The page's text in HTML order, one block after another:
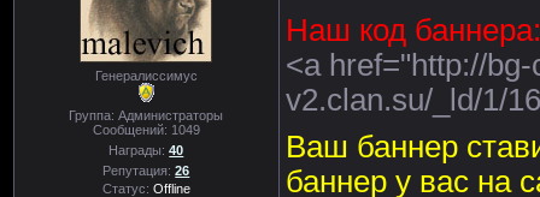
Генералиссимус
Группа: Администраторы
Сообщений: 1049
Награды:40
Репутация:26
Статус: Offline
Наш код баннера:
<a href="http://
v2.clan.su/_ld/1/
Ваш баннер
баннер у вас на